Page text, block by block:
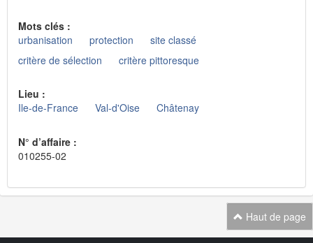
Mots clés :
urbanisation
protection
site classé
critère de sélection
critère pittoresque
Lieu :
Ile-de-France
Val-d'Oise Châtenay
N° d’affaire :
010255-02
Haut de page